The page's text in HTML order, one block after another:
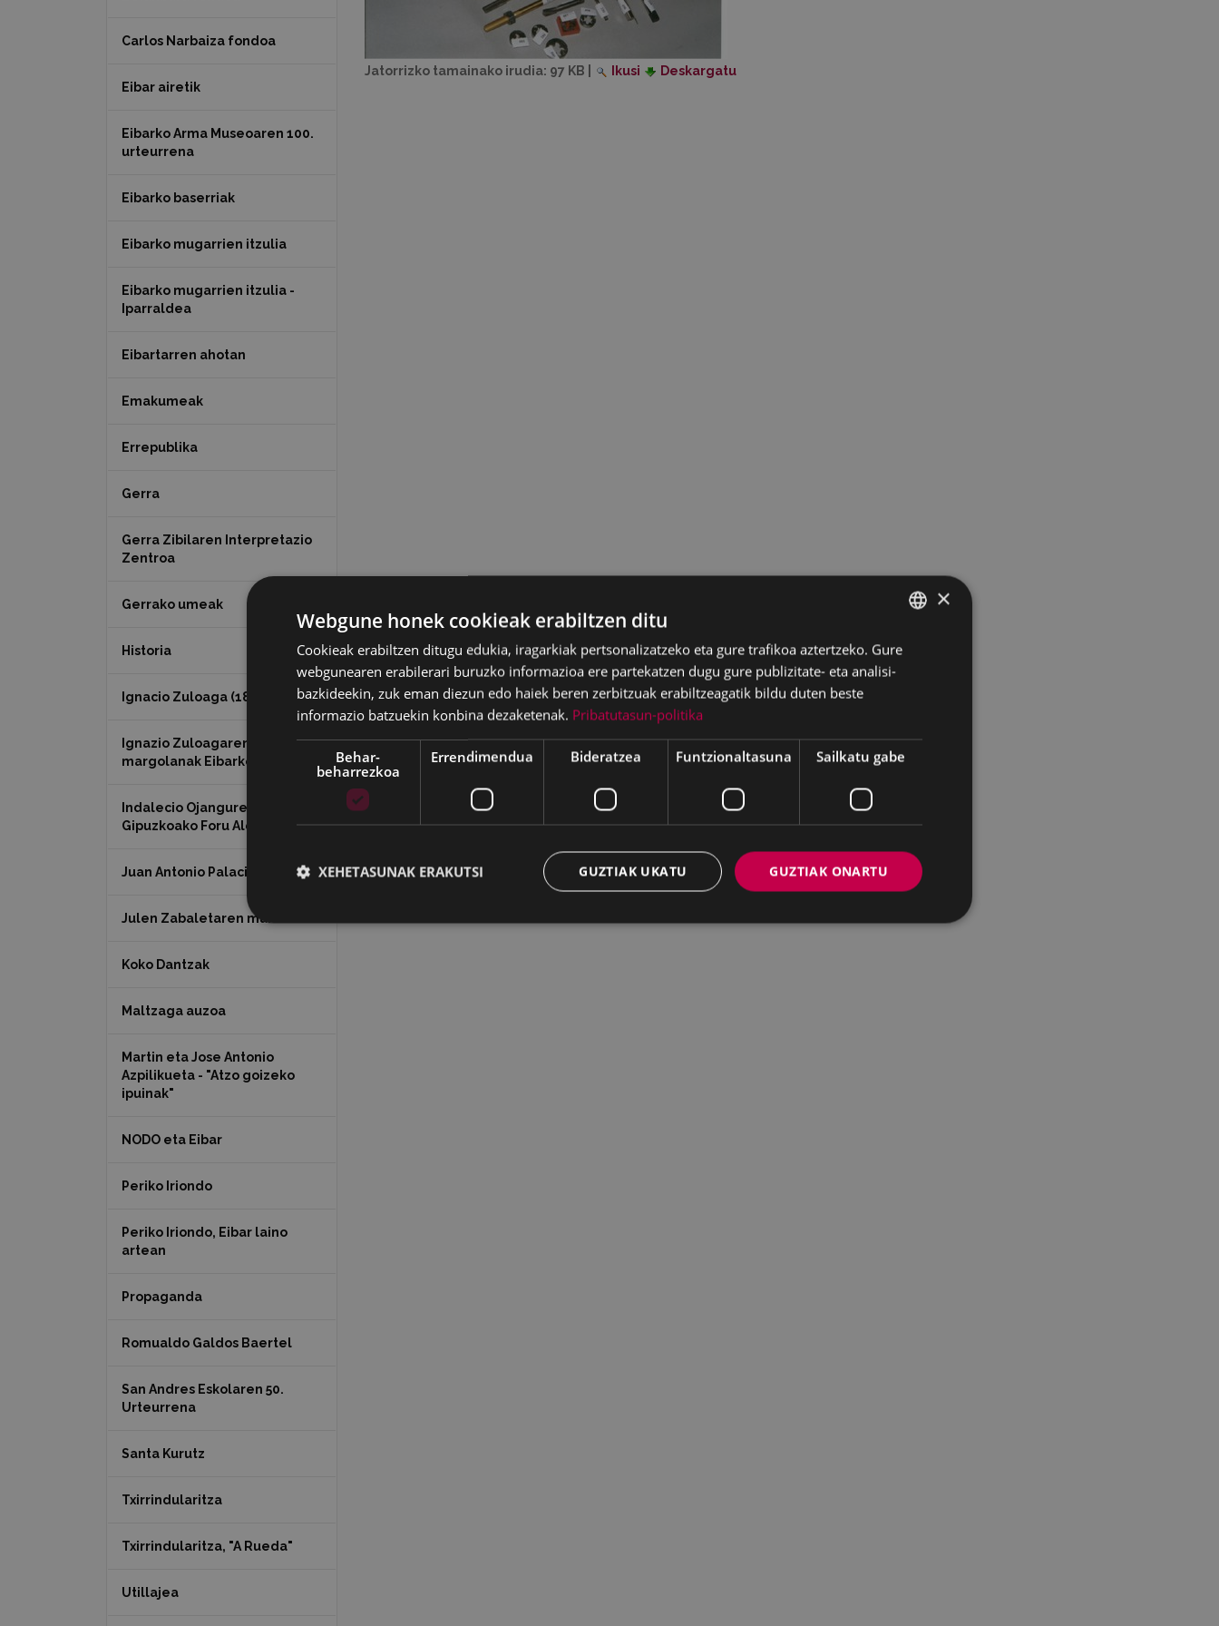
Jatorrizko tamainako irudia: 97 KB Ikusi Deskargatu
Carlos Narbaiza fondoa
Eibar airetik
Eibarko Arma Museoaren 100.
urteurrena
Eibarko baserriak
Eibarko mugarrien itzulia
Eibarko mugarrien itzulia -
Iparraldea
Eibartarren ahotan
Emakumeak
Errepublika
Gerra
Gerra Zibilaren Interpretazio
Zentroa
Gerrako umeak
Historia
Ignacio Zuloaga (1870-2020)
Ignazio Zuloagaren
margolanak Eibarko dendetan
Indalecio Ojanguren,
Gipuzkoako Foru Aldundia
Juan Antonio Palacios HARRIA
Julen Zabaletaren marrazkiak
Koko Dantzak
Maltzaga auzoa
Martin eta Jose Antonio
Azpilikueta - "Atzo goizeko
ipuinak"
NODO eta Eibar
Periko Iriondo
Periko Iriondo, Eibar laino
artean
Propaganda
Romualdo Galdos Baertel
San Andres Eskolaren 50.
Urteurrena
Santa Kurutz
Txirrindularitza
Txirrindularitza, "A Rueda"
Utillajea
BASQUE
SPANISH
×
Webgune honek cookieak erabiltzen ditu
Cookieak erabiltzen ditugu edukia, iragarkiak pertsonalizatzeko eta gure trafikoa aztertzeko. Gure
webgunearen erabilerari buruzko informazioa ere partekatzen dugu gure publizitate- eta analisi-
bazkideekin, zuk eman diezun edo haiek beren zerbitzuak erabiltzeagatik bildu duten beste
informazio batzuekin konbina dezaketenak. Pribatutasun-politika
Behar-
beharrezkoa
Errendimendua Bideratzea Funtzionaltasuna Sailkatu gabe
GUZTIAK ONARTU
GUZTIAK UKATU
XEHETASUNAK ERAKUTSI